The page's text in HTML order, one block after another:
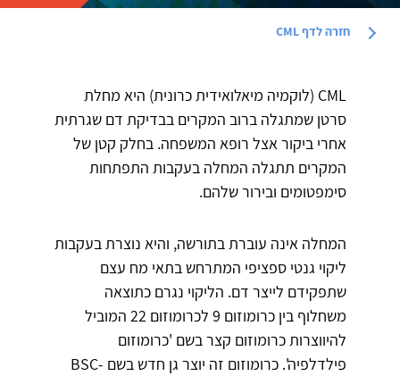
חזרה לדףCML
CML (לוקמיה מיאלואידית כרונית) היא מחלת
סרטן שמתגלה ברוב המקרים בבדיקת דם שגרתית
אחרי ביקור אצל רופא המשפחה. בחלק קטן של
המקרים תתגלה המחלה בעקבות התפתחות
סימפטומים ובירור שלהם.
המחלה אינה עוברת בתורשה, והיא נוצרת בעקבות
ליקוי גנטי ספציפי המתרחש בתאי מח עצם
שתפקידם לייצר דם. הליקוי נגרם כתוצאה
משחלוף בין כרומוזום 9 לכרומוזום 22 המוביל
להיווצרות כרומוזום קצר בשם 'כרומוזום
פילדלפיה'. כרומוזום זה יוצר גן חדש בשם BSC-